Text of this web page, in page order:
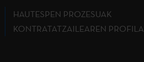
HAUTESPEN PROZESUAK
KONTRATATZAILEAREN PROFILA